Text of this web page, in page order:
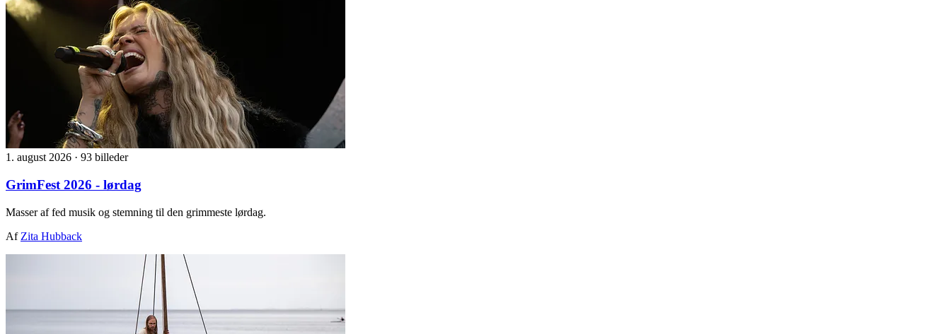
1. august 2026 · 93 billeder
GrimFest 2026 - lørdag
Masser af fed musik og stemning til den grimmeste lørdag.
Af Zita Hubback